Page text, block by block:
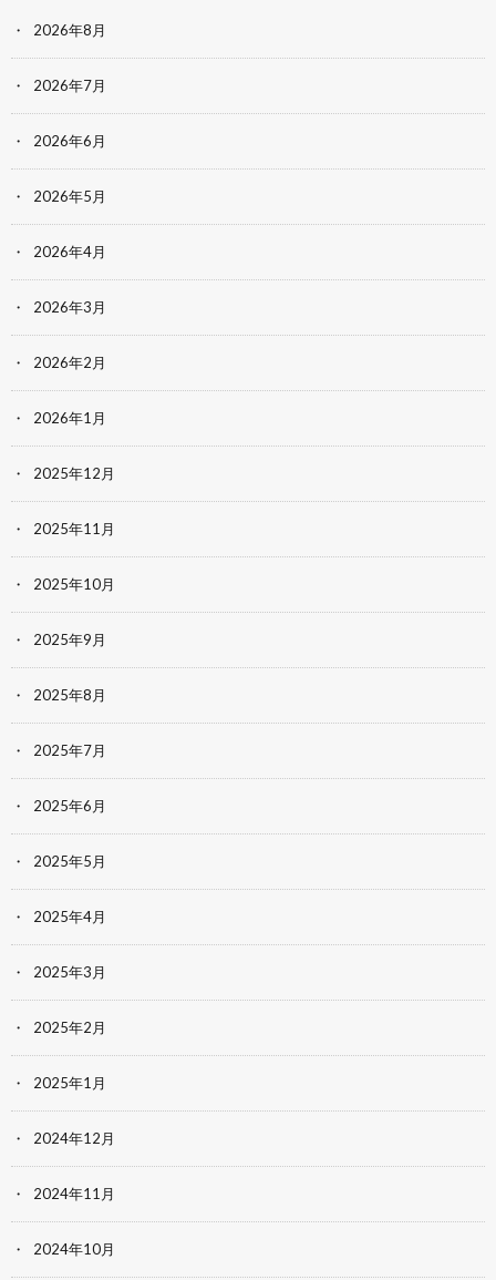
2026年8月
2026年7月
2026年6月
2026年5月
2026年4月
2026年3月
2026年2月
2026年1月
2025年12月
2025年11月
2025年10月
2025年9月
2025年8月
2025年7月
2025年6月
2025年5月
2025年4月
2025年3月
2025年2月
2025年1月
2024年12月
2024年11月
2024年10月